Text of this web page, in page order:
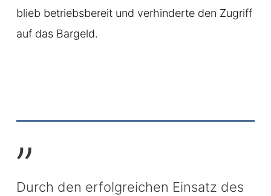
blieb betriebsbereit und verhinderte den Zugriff
auf das Bargeld.
”
Durch den erfolgreichen Einsatz des